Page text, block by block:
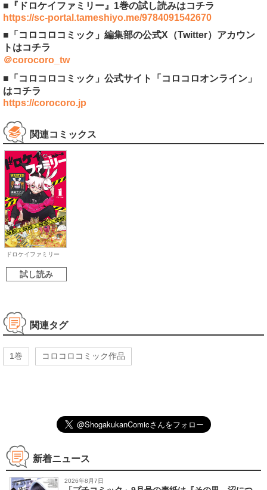
■『ドロケイファミリー』1巻の試し読みはコチラ
https://sc-portal.tameshiyo.me/9784091542670
■「コロコロコミック」編集部の公式X（Twitter）アカウン
トはコチラ
＠corocoro_tw
■「コロコロコミック」公式サイト「コロコロオンライン」
はコチラ
https://corocoro.jp
関連コミックス
ドロケイファミリー
試し読み
関連タグ
1巻 コロコロコミック作品
新着ニュース
2026年8月7日